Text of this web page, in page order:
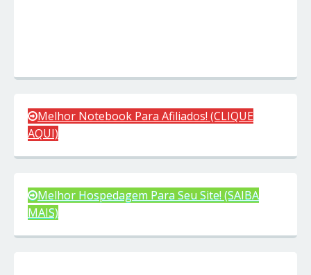
Melhor Notebook Para Afiliados! (CLIQUE
AQUI)
Melhor Hospedagem Para Seu Site! (SAIBA
MAIS)